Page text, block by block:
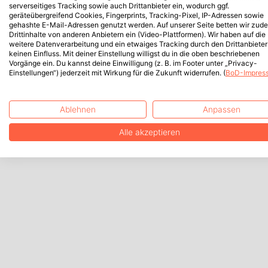
serverseitiges Tracking sowie auch Drittanbieter ein, wodurch ggf.
geräteübergreifend Cookies, Fingerprints, Tracking-Pixel, IP-Adressen sowie
gehashte E-Mail-Adressen genutzt werden. Auf unserer Seite betten wir
Drittinhalte von anderen Anbietern ein (Video-Plattformen). Wir haben auf die
weitere Datenverarbeitung und ein etwaiges Tracking durch den Drittanbieter
keinen Einfluss. Mit deiner Einstellung willigst du in die oben beschriebenen
Vorgänge ein. Du kannst deine Einwilligung (z. B. im Footer unter „Privacy-
Einstellungen“) jederzeit mit Wirkung für die Zukunft widerrufen. (BoD-
Ablehnen Anpassen
Alle akzeptieren